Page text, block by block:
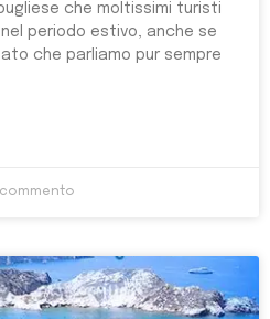
che moltissimi turisti
periodo estivo, anche se
che parliamo pur sempre
commento